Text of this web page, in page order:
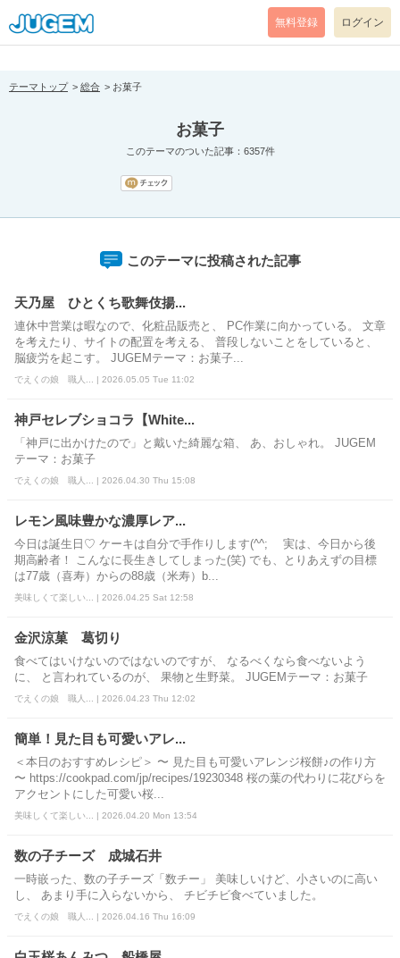
[pear_error: message="Success" code=0 mode=return level=notice
prefix="" info=""]
無料登録 ログイン
テーマトップ 総合 お菓子
お菓子
このテーマのついた記事：6357件
このテーマに投稿された記事
天乃屋 ひとくち歌舞伎揚...
連休中営業は暇なので、化粧品販売と、 PC作業に向かっている。 文章
を考えたり、サイトの配置を考える、 普段しないことをしていると、
脳疲労を起こす。 JUGEMテーマ：お菓子...
でえくの娘 職人... | 2026.05.05 Tue 11:02
神戸セレブショコラ【White...
「神戸に出かけたので」と戴いた綺麗な箱、 あ、おしゃれ。 JUGEM
テーマ：お菓子
でえくの娘 職人... | 2026.04.30 Thu 15:08
レモン風味豊かな濃厚レア...
今日は誕生日♡ ケーキは自分で手作りします(^^;ゞ 実は、今日から後
期高齢者！ こんなに長生きしてしまった(笑) でも、とりあえずの目標
は77歳（喜寿）からの88歳（米寿）b...
美味しくて楽しい... | 2026.04.25 Sat 12:58
金沢涼菓 葛切り
食べてはいけないのではないのですが、 なるべくなら食べないよう
に、 と言われているのが、 果物と生野菜。 JUGEMテーマ：お菓子
でえくの娘 職人... | 2026.04.23 Thu 12:02
簡単！見た目も可愛いアレ...
＜本日のおすすめレシピ＞ 〜 見た目も可愛いアレンジ桜餅♪の作り方
〜 https://cookpad.com/jp/recipes/19230348 桜の葉の代わりに花びらを
アクセントにした可愛い桜...
美味しくて楽しい... | 2026.04.20 Mon 13:54
数の子チーズ 成城石井
一時嵌った、数の子チーズ「数チー」 美味しいけど、小さいのに高い
し、 あまり手に入らないから、 チビチビ食べていました。
でえくの娘 職人... | 2026.04.16 Thu 16:09